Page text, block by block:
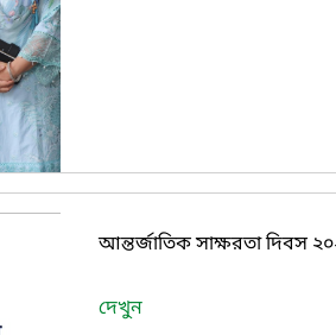
আন্তর্জাতিক সাক্ষরতা দিবস
দেখুন